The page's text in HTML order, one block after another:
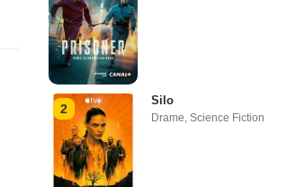
2
Silo
Drame, Science Fiction